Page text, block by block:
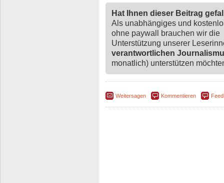
Hat Ihnen dieser Beitrag
Als unabhängiges und
ohne paywall brauchen wir die
Unterstützung unserer
verantwortlichen
monatlich) unterstützen
Weitersagen Kommentieren